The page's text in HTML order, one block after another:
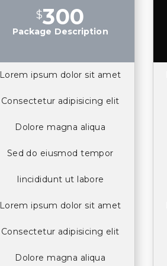
$300
Package Description
Lorem ipsum dolor sit amet
Consectetur adipisicing elit
Dolore magna aliqua
Sed do eiusmod tempor
Iincididunt ut labore
Lorem ipsum dolor sit amet
Consectetur adipisicing elit
Dolore magna aliqua